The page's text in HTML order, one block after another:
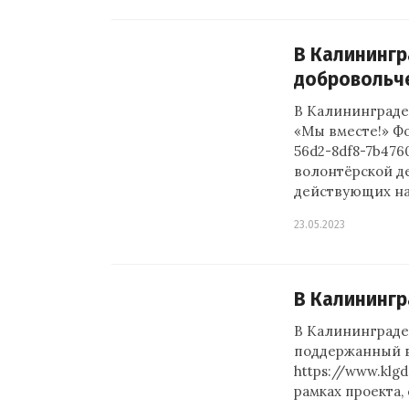
В
В
«Мы вместе!»
56d2-8df8-
волонтёрской
действующих
23.05.2023
В
В
поддержанный
https://
рамках